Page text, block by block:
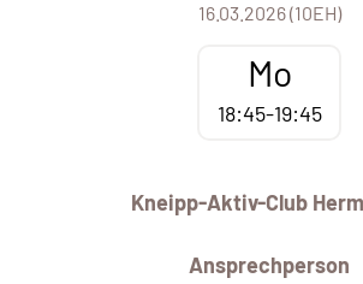
16.03.2026 (10EH)
Mo
18:45-19:45
Kneipp-Aktiv-Club
Ansprechperson